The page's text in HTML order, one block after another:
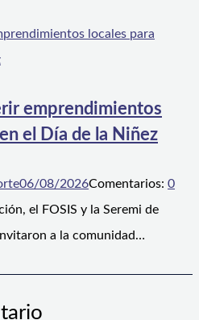
emprendimientos
el Día de la Niñez
06/08/2026Comentarios: 0
el FOSIS y la Seremi de
a la comunidad…